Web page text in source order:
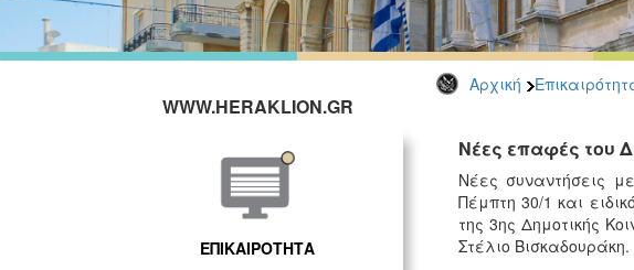
Αρχική
WWW.HERAKLION.GR
ΕΠΙΚΑΙΡΟΤΗΤΑ
Νέες επαφές του
Νέες συναντήσεις
Πέμπτη 30/1 και
της 3ης Δημοτικής
Στέλιο Βισκαδουράκη.